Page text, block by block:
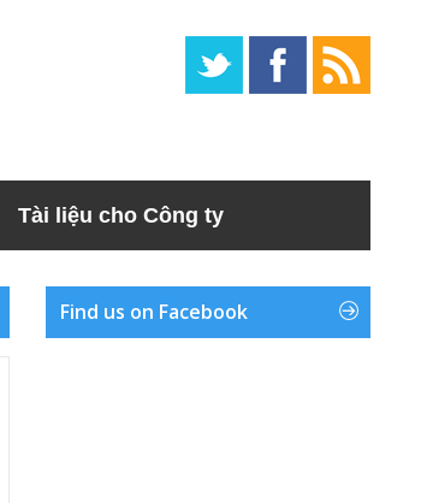
Tài liệu cho Công ty
Find us on Facebook